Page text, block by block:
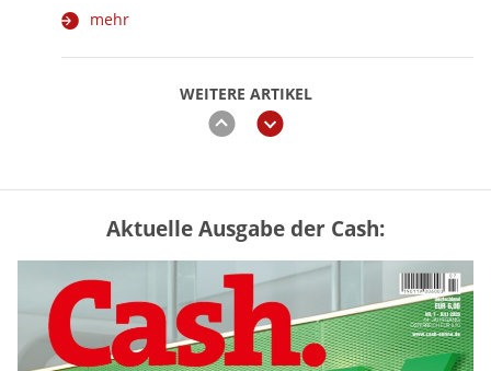
WEITERE ARTIKEL
zurückweiter
mehr
Mütterrente III Tabelle: So viel Renten-
Nachzahlung ist pro Kind möglich
mehr
Aktuelle Ausgabe der Cash: